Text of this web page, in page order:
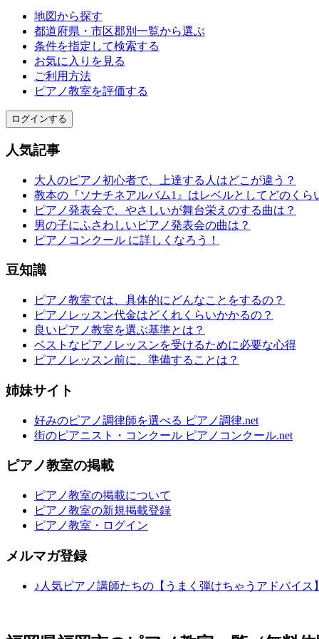
地図から探す
都道府県・市区郡別一覧から選ぶ
条件を指定して検索する
お気に入りを見る
ご利用方法
ピアノ教室を評価する
ログインする
人気記事
大人のピアノ初心者で、上達する人はどこが違う？
教本の『ソナチネアルバム1』はレベルとしてどのくら
ピアノ発表会で、やさしいが舞台栄えのする曲は？
男の子にふさわしいピアノ発表会の曲は？
ピアノコンクール に詳しくなろう！
豆知識
ピアノ教室では、具体的にどんなことをするの？
ピアノレッスン代金はどくれくらいかかるの？
良いピアノ教室を選ぶ基準とは？
ベストなピアノレッスンを受けるために必要な心得
ピアノレッスン前に、準備することは？
姉妹サイト
好みのピアノ調律師を選べる ピアノ調律.net
街のピアニスト・コンクール ピアノコンクール.net
ピアノ教室の掲載
ピアノ教室の掲載について
ピアノ教室の新規掲載登録
ピアノ教室・ログイン
メルマガ登録
♪人気ピアノ講師たちの【うまく弾けちゃうアドバイス